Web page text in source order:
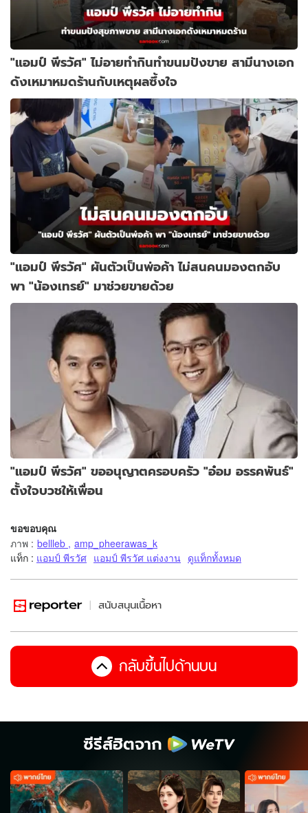
"แอมป์ พีรวัศ" ไม่อายทำกินทำขนมปังขาย สามีนางเอก
ดังเหมาหมดร้านกับเหตุผลซึ้งใจ
"แอมป์ พีรวัศ" ผันตัวเป็นพ่อค้า ไม่สนคนมองตกอับ
พา "น้องเทรย์" มาช่วยขายด้วย
"แอมป์ พีรวัศ" ขออนุญาตครอบครัว "อ๋อม อรรคพันธ์"
ตั้งใจบวชให้เพื่อน
ขอขอบคุณ
ภาพ : bellleb , amp_pheerawas_k
แท็ก : แอมป์ พีรวัศ แอมป์ พีรวัศ แต่งงาน ดูแท็กทั้งหมด
สนับสนุนเนื้อหา
กลับขึ้นไปด้านบน
ซีรีส์ฮิตจาก